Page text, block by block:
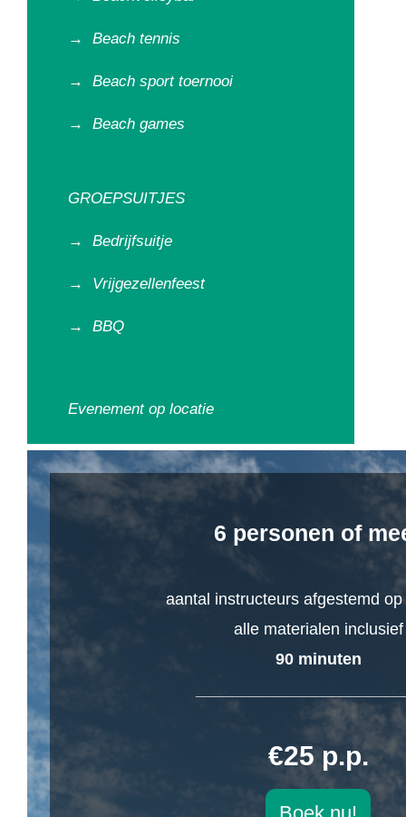
→ Beach tennis
→ Beach sport toernooi
→ Beach games
GROEPSUITJES
→ Bedrijfsuitje
→ Vrijgezellenfeest
→ BBQ
Evenement op locatie
6 personen of
aantal instructeurs afgestemd
alle materialen inclusief
90 minuten
€25 p.p.